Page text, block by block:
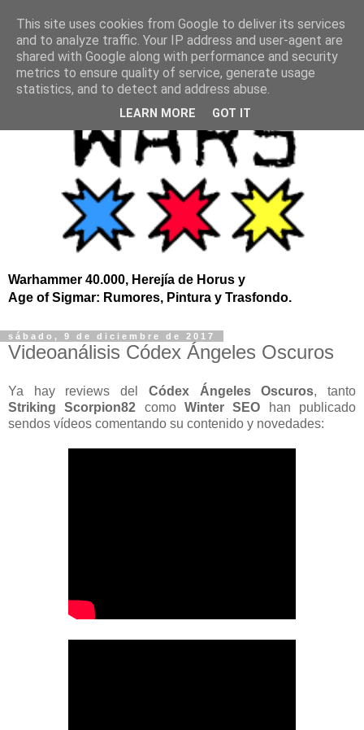
Warhammer 40.000, Herejía de Horus y
Age of Sigmar: Rumores, Pintura y Trasfondo.
sábado, 9 de diciembre de 2017
Videoanálisis Códex Ángeles Oscuros
Ya hay reviews del Códex Ángeles Oscuros, tanto
Striking Scorpion82 comoWinter SEO han publicado
sendos vídeos comentando su contenido y novedades:
This site uses cookies from Google to deliver its services
and to analyze traffic. Your IP address and user-agent are
shared with Google along with performance and security
metrics to ensure quality of service, generate usage
statistics, and to detect and address abuse.
LEARN MORE GOT IT